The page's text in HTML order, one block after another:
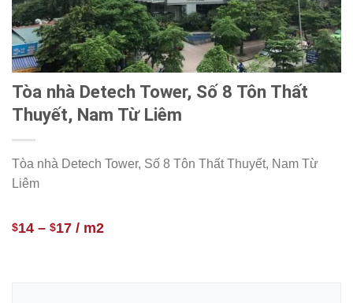
Tòa nhà Detech Tower, Số 8 Tôn Thất
Thuyết, Nam Từ Liêm
Tòa nhà Detech Tower, Số 8 Tôn Thất Thuyết, Nam Từ
Liêm
$14 – $17 / m2